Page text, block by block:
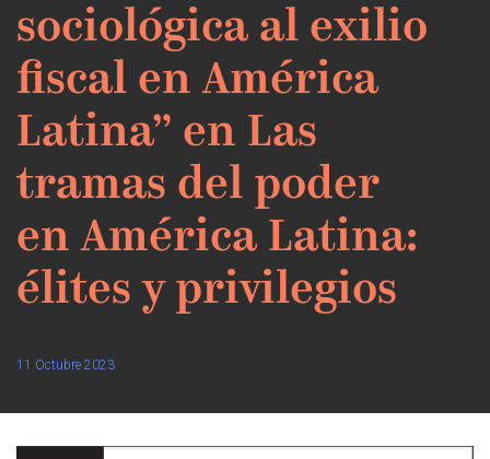
sociológica al exilio
fiscal en América
Latina” en Las
tramas del poder
en América Latina:
élites y privilegios
11 Octubre 2023